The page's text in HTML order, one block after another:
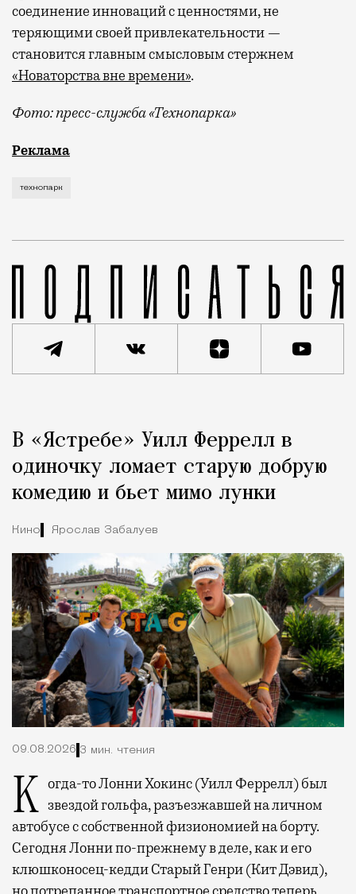
соединение инноваций с ценностями, не
теряющими своей привлекательности —
становится главным смысловым стержнем
«Новаторства вне времени».
Фото: пресс-служба «Технопарка»
Рекламные кампании техники редко выходят за
Реклама
технопарк
Город
В «Ястребе» Уилл Феррелл в
одиночку ломает старую добрую
комедию и бьет мимо лунки
Кино Ярослав Забалуев
09.08.2026 3 мин. чтения
Когда-то Лонни Хокинс (Уилл Феррелл) был звездой гольфа, разъезжавшей на личном
автобусе с собственной физиономией на борту.
Сегодня Лонни по-прежнему в деле, как и его
клюшконосец-кедди Старый Генри (Кит Дэвид),